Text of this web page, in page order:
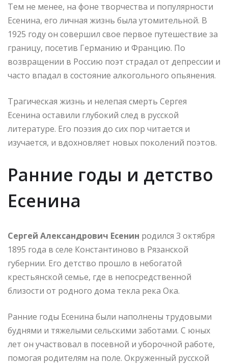
Тем не менее, на фоне творчества и популярности
Есенина, его личная жизнь была утомительной. В
1925 году он совершил свое первое путешествие за
границу, посетив Германию и Францию. По
возвращении в Россию поэт страдал от депрессии и
часто впадал в состояние алкогольного опьянения.
Трагическая жизнь и нелепая смерть Сергея
Есенина оставили глубокий след в русской
литературе. Его поэзия до сих пор читается и
изучается, и вдохновляет новых поколений поэтов.
Ранние годы и детство
Есенина
Сергей Александрович Есенин родился 3 октября
1895 года в селе Константиново в Рязанской
губернии. Его детство прошло в небогатой
крестьянской семье, где в непосредственной
близости от родного дома текла река Ока.
Ранние годы Есенина были наполнены трудовыми
буднями и тяжелыми сельскими заботами. С юных
лет он участвовал в посевной и уборочной работе,
помогая родителям на поле. Окруженный русской